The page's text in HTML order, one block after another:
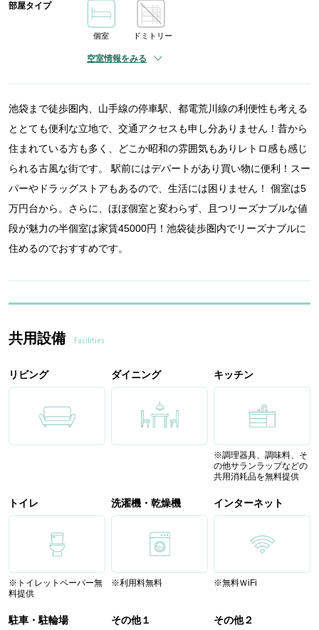
部屋タイプ
個室 ドミトリー
空室情報をみる
池袋まで徒歩圏内、山手線の停車駅、都電荒川線の利便性も考える
ととても便利な立地で、交通アクセスも申し分ありません！昔から
住まれている方も多く、どこか昭和の雰囲気もありレトロ感も感じ
られる古風な街です。 駅前にはデパートがあり買い物に便利！スー
パーやドラッグストアもあるので、生活には困りません！ 個室は5
万円台から。さらに、ほぼ個室と変わらず、且つリーズナブルな値
段が魅力の半個室は家賃45000円！池袋徒歩圏内でリーズナブルに
住めるのでおすすめです。
共用設備 Facilities
リビング ダイニング キッチン
※調理器具、調味料、そ
の他サランラップなどの
共用消耗品を無料提供
トイレ
※トイレットペーパー無
料提供
洗濯機・乾燥機
※利用料無料
インターネット
※無料ＷiFi
駐車・駐輪場 その他１ その他２